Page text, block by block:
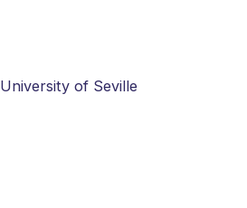
University of Seville